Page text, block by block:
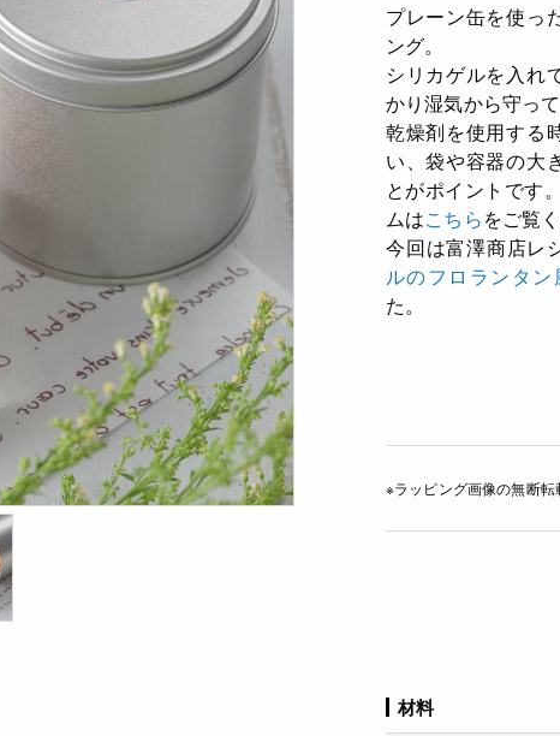
プレーン缶を使っ
ング。
シリカゲルを入れ
かり湿気から守って
乾燥剤を使用する
い、袋や容器の大
とがポイントです
ムはこちらをご覧
今回は富澤商店レ
ルのフロランタン
た。
※ラッピング画像の無断転
材料